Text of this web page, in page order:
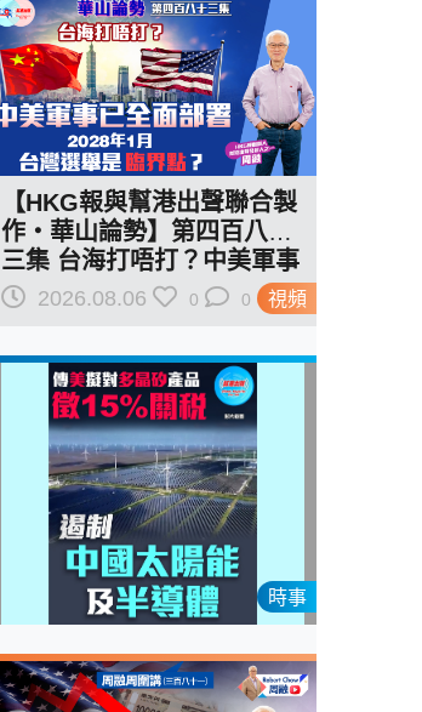
視頻
【HKG報與幫港出聲聯合製
作‧華山論勢】第四百八十
三集 台海打唔打？中美軍事
已全面部署 2028年1月台灣
2026.08.06 0 0
時事